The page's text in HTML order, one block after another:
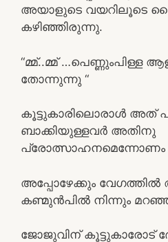
അയാളുടെ വയറിലൂടെ
കഴിഞ്ഞിരുന്നു.
“മ്മ്..മ്മ് …പെണ്ണുംപിള്ള
തോന്നുന്നു “
കൂട്ടുകാരിലൊരാൾ അത്
ബാക്കിയുള്ളവർ അതിനു
പ്രോത്സാഹനമെന്നോണം
അപ്പോഴേക്കും
കണ്മുൻപിൽ നിന്നും
ജോജുവിന്‌ കൂട്ടുകാരോട്